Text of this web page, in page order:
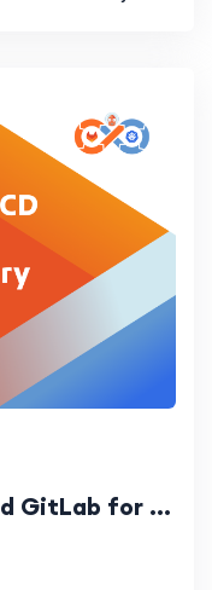
GitOps Using ArgoCD and GitLab for Continuous Delivery